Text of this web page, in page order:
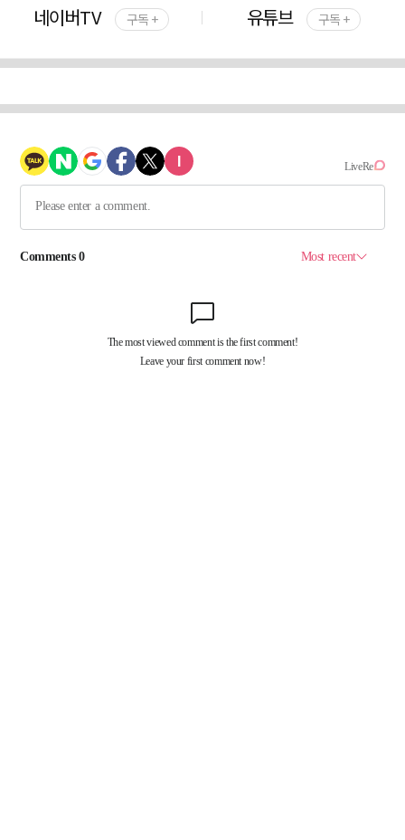
네이버TV 구독 + 유튜브 구독 +